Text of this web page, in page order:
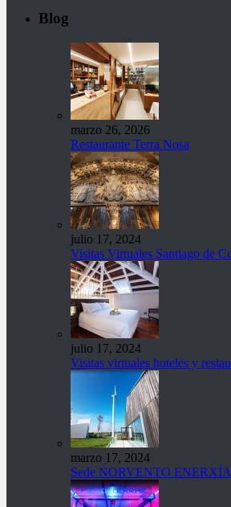
Blog
marzo 26, 2026
Restaurante Terra Nosa
julio 17, 2024
Visitas Virtuales Santiago de
julio 17, 2024
Visitas virtuales hoteles y
marzo 17, 2024
Sede NORVENTO ENERXÍA